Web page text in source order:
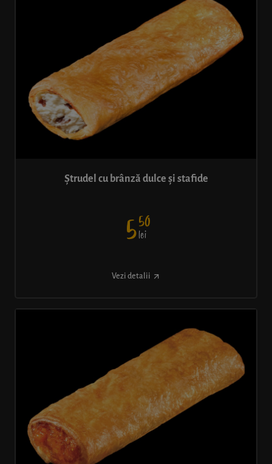
Ștrudel cu brânză dulce și stafide
550
lei
Vezi detalii